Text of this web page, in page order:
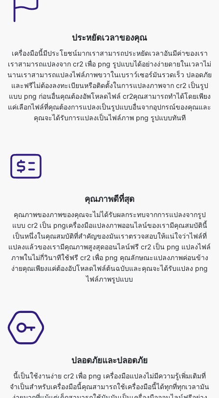
เครื่องมือนี้มีประโยชน์มากเราสามารถประหยัดเวลาอันมีค่าของเรา
เราสามารถแปลงจาก cr2 เพื่อ png รูปแบบได้อย่างง่ายดายในเวลาไม่
นานเราสามารถแปลงไฟล์ภาพขวาในเบราว์เซอร์มันรวดเร็ว ปลอดภัย
และฟรีไม่ต้องลงทะเบียนหรือติดตั้งในการแปลงภาพจาก cr2 เป็นรูป
แบบ png ก่อนอื่นคุณต้องอัพโหลดไฟล์ cr2คุณสามารถทำได้โดยเพียง
แค่เลือกไฟล์ที่คุณต้องการแปลงเป็นรูปแบบอื่นจากอุปกรณ์ของคุณและ
คุณจะได้รับการแปลงเป็นไฟล์ภาพ png รูปแบบทันที
คุณภาพของภาพของคุณจะไม่ได้รับผลกระทบจากการแปลงจากรูป
เป็นหนึ่งในคุณสมบัติที่สำคัญของมันเราตรวจสอบให้แน่ใจว่าไฟล์ที่
แปลงแล้วของเรามีคุณภาพสูงสุดออนไลน์ฟรี cr2 เป็น png แปลงไฟล์
ภาพในไม่กี่วินาทีใช้ฟรี cr2 เพื่อ png คุณลักษณะแปลงภาพค่อนข้าง
ง่ายคุณเพียงแค่ต้องอัปโหลดไฟล์ต้นฉบับและคุณจะได้รับแปลง png
ไฟล์ภาพรูปแบบ
นี้เป็นใช้งานง่าย cr2 เพื่อ png เครื่องมือแปลงไม่มีความรู้เพิ่มเติมที่
จำเป็นสำหรับเครื่องมือนี้คุณสามารถใช้เครื่องมือนี้ได้ทุกที่ทุกเวลามัน
ง่ายมากที่แม้แต่เด็กสามารถใช้มันมันเป็นเครื่องมือออนไลน์ฟรีอย่าง
แน่นอน.มันจะแปลงไฟล์ภาพในเวลาไม่กี่วินาทีสิ่งที่คุณต้องทำคือส่ง
ไฟล์ต้นฉบับและคุณจะได้รับแปลงไฟล์ png รูปแบบทุกคนที่มีโทรศัพท์
แท็บเล็ตแล็ปท็อปหรือพีซีสามารถเข้าถึงเครื่องมือนี้และใช้งานได้ฟรี